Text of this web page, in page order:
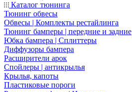
Каталог тюнинга
Тюнинг обвесы
Обвесы | Комплекты рестайлинга
Тюнинг бамперы | передние и задние
Юбка бампера | Сплиттеры
Диффузоры бампера
Расширители арок
Спойлеры | антикрылья
Крылья, капоты
Пластиковые пороги